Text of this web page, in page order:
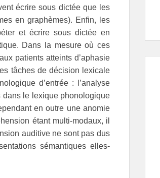
écrire sous dictée que les
en graphèmes). Enfin, les
et écrire sous dictée en
Dans la mesure où ces
patients atteints d’aphasie
tâches de décision lexicale
d’entrée : l’analyse
dans le lexique phonologique
en outre une anomie
étant multi-modaux, il
auditive ne sont pas dus
sémantiques elles-